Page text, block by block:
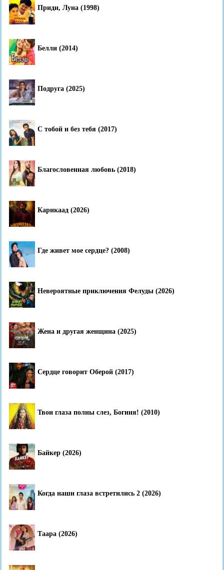
Приди, Луна (1998)
Белли (2014)
Подруга (2025)
С тобой и без тебя (2017)
Благословенная любовь (2018)
Карикаад (2026)
Где живет мое сердце? (2008)
Невероятные приключения Фелуды (2026)
Жена и другая женщина (2025)
Сердце говорит Оберой (2017)
Твои глаза полны слез, Богиня! (2010)
Байкер (2026)
Когда наши глаза встретились 2 (2026)
Таара (2026)